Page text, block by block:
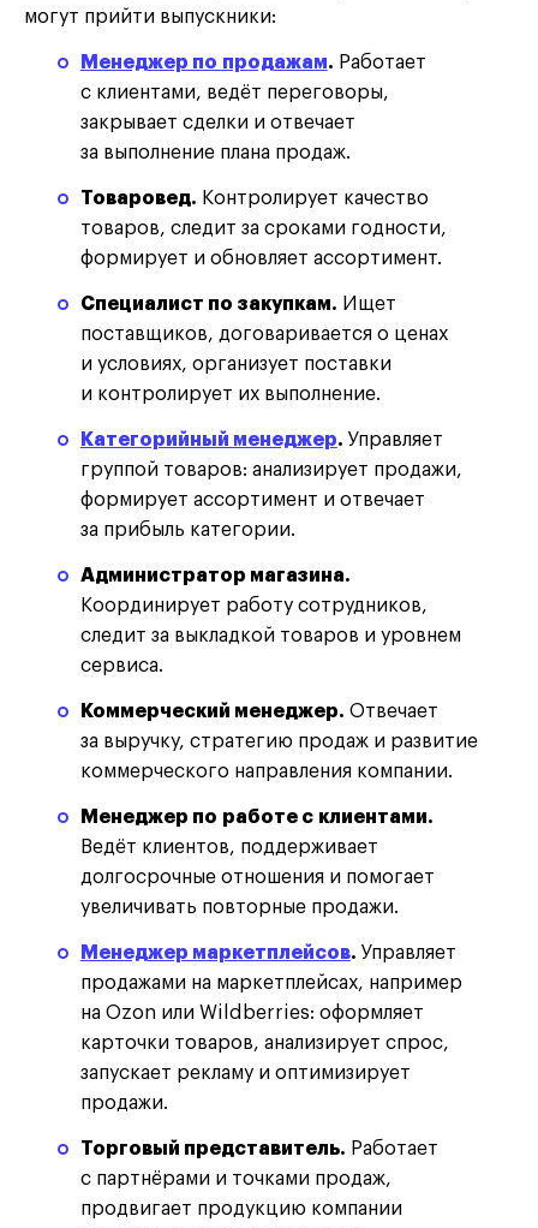
могут прийти выпускники:
Менеджер по продажам. Работает
с клиентами, ведёт переговоры,
закрывает сделки и отвечает
за выполнение плана продаж.
Товаровед. Контролирует качество
товаров, следит за сроками годности,
формирует и обновляет ассортимент.
Специалист по закупкам. Ищет
поставщиков, договаривается о ценах
и условиях, организует поставки
и контролирует их выполнение.
Категорийный менеджер. Управляет
группой товаров: анализирует продажи,
формирует ассортимент и отвечает
за прибыль категории.
Администратор магазина.
Координирует работу сотрудников,
следит за выкладкой товаров и уровнем
сервиса.
Коммерческий менеджер. Отвечает
за выручку, стратегию продаж и развитие
коммерческого направления компании.
Менеджер по работе с клиентами.
Ведёт клиентов, поддерживает
долгосрочные отношения и помогает
увеличивать повторные продажи.
Менеджер маркетплейсов. Управляет
продажами на маркетплейсах, например
на Ozon или Wildberries: оформляет
карточки товаров, анализирует спрос,
запускает рекламу и оптимизирует
продажи.
Торговый представитель. Работает
с партнёрами и точками продаж,
продвигает продукцию компании